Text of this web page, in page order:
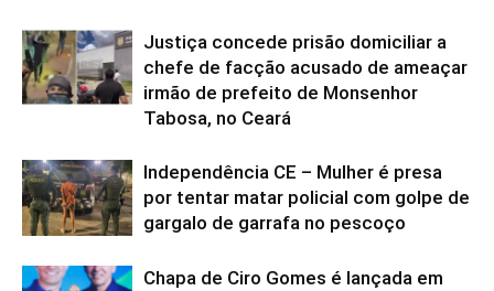
Justiça concede prisão domiciliar a
chefe de facção acusado de ameaçar
irmão de prefeito de Monsenhor
Tabosa, no Ceará
Independência CE – Mulher é presa
por tentar matar policial com golpe de
gargalo de garrafa no pescoço
Chapa de Ciro Gomes é lançada em